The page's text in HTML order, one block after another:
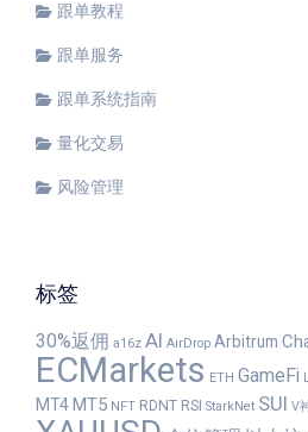
跟单教程
跟单服务
跟单系统指南
量化交易
风险管理
标签
30%返佣 a16z AI AirDrop Arbitrum
ECMarkets ETH GameFi
MT4MT5 NFT RDNT RSI StarkNet SUI V